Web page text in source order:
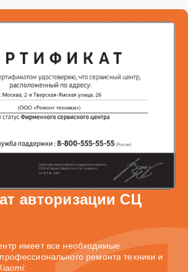
авторизации СЦ
имеет все необходимые
ремонта техники и